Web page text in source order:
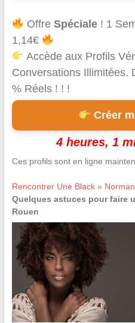
OffreSpéciale ! 1
1,14€
Accède aux Profils
Conversations Illimitées.
% Réels ! ! !
Créer
4 heures, 1
Ces profils sont en ligne
Rencontrer Une Black»
Quelques astuces pour faire
Rouen